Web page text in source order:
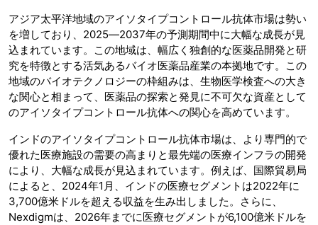
アジア太平洋地域のアイソタイプコントロール抗体市場は勢い
を増しており、2025―2037年の予測期間中に大幅な成長が見
込まれています。この地域は、幅広く独創的な医薬品開発と研
究を特徴とする活気あるバイオ医薬品産業の本拠地です。この
地域のバイオテクノロジーの枠組みは、生物医学検査への大き
な関心と相まって、医薬品の探索と発見に不可欠な資産として
のアイソタイプコントロール抗体への関心を高めています。
インドのアイソタイプコントロール抗体市場は、より専門的で
優れた医療施設の需要の高まりと最先端の医療インフラの開発
により、大幅な成長が見込まれています。例えば、国際貿易局
によると、2024年1月、インドの医療セグメントは2022年に
3,700億米ドルを超える収益を生み出しました。さらに、
Nexdigmは、2026年までに医療セグメントが6,100億米ドルを